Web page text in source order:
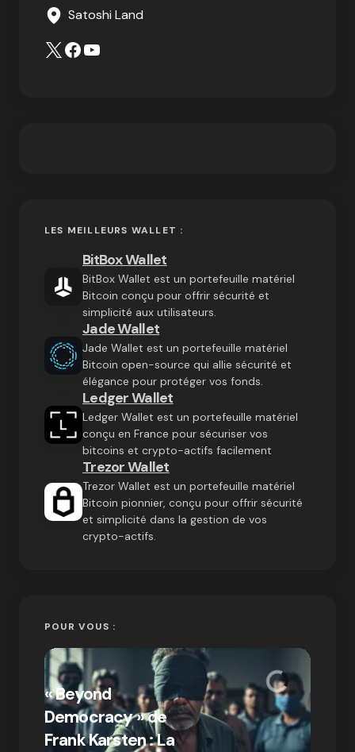
Satoshi Land
LES MEILLEURS WALLET :
BitBox Wallet
BitBox Wallet est un portefeuille matériel
Bitcoin conçu pour offrir sécurité et
simplicité aux utilisateurs.
Jade Wallet
Jade Wallet est un portefeuille matériel
Bitcoin open-source qui allie sécurité et
élégance pour protéger vos fonds.
Ledger Wallet
Ledger Wallet est un portefeuille matériel
conçu en France pour sécuriser vos
bitcoins et crypto-actifs facilement
Trezor Wallet
Trezor Wallet est un portefeuille matériel
Bitcoin pionnier, conçu pour offrir sécurité
et simplicité dans la gestion de vos
crypto-actifs.
POUR VOUS :
« Beyond
Democracy » de
Frank Karsten : La